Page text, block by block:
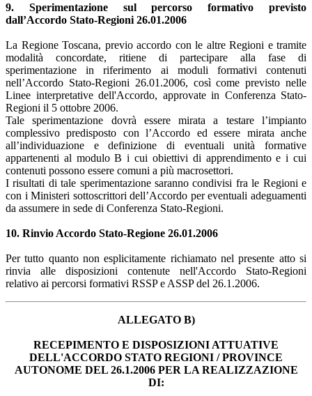
9. Sperimentazione sul percorso formativo previsto
dall’Accordo Stato-Regioni 26.01.2006
La Regione Toscana, previo accordo con le altre Regioni e tramite
modalità concordate, ritiene di partecipare alla fase di
sperimentazione in riferimento ai moduli formativi contenuti
nell’Accordo Stato-Regioni 26.01.2006, così come previsto nelle
Linee interpretative dell'Accordo, approvate in Conferenza Stato-
Regioni il 5 ottobre 2006.
Tale sperimentazione dovrà essere mirata a testare l’impianto
complessivo predisposto con l’Accordo ed essere mirata anche
all’individuazione e definizione di eventuali unità formative
appartenenti al modulo B i cui obiettivi di apprendimento e i cui
contenuti possono essere comuni a più macrosettori.
I risultati di tale sperimentazione saranno condivisi fra le Regioni e
con i Ministeri sottoscrittori dell’Accordo per eventuali adeguamenti
da assumere in sede di Conferenza Stato-Regioni.
10. Rinvio Accordo Stato-Regione 26.01.2006
Per tutto quanto non esplicitamente richiamato nel presente atto si
rinvia alle disposizioni contenute nell'Accordo Stato-Regioni
relativo ai percorsi formativi RSSP e ASSP del 26.1.2006.
ALLEGATO B)
RECEPIMENTO E DISPOSIZIONI ATTUATIVE
DELL'ACCORDO STATO REGIONI / PROVINCE
AUTONOME DEL 26.1.2006 PER LA REALIZZAZIONE
DI: